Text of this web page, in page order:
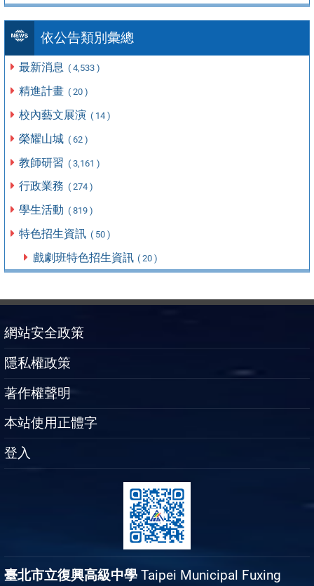
依公告類別彙總
最新消息 ( 4,533 )
精進計畫 ( 20 )
校內藝文展演 ( 14 )
榮耀山城 ( 62 )
教師研習 ( 3,161 )
行政業務 ( 274 )
學生活動 ( 819 )
特色招生資訊 ( 50 )
戲劇班特色招生資訊 ( 20 )
網站安全政策
隱私權政策
著作權聲明
本站使用正體字
登入
臺北市立復興高級中學 Taipei Municipal Fuxing